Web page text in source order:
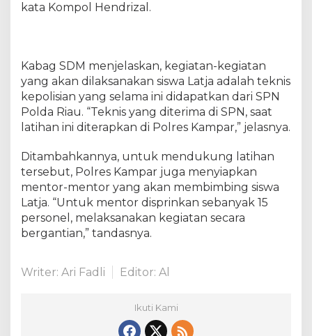
kata Kompol Hendrizal.
Kabag SDM menjelaskan, kegiatan-kegiatan
yang akan dilaksanakan siswa Latja adalah teknis
kepolisian yang selama ini didapatkan dari SPN
Polda Riau. “Teknis yang diterima di SPN, saat
latihan ini diterapkan di Polres Kampar,” jelasnya.
Ditambahkannya, untuk mendukung latihan
tersebut, Polres Kampar juga menyiapkan
mentor-mentor yang akan membimbing siswa
Latja. “Untuk mentor disprinkan sebanyak 15
personel, melaksanakan kegiatan secara
bergantian,” tandasnya.
Writer: Ari Fadli Editor: Al
Ikuti Kami